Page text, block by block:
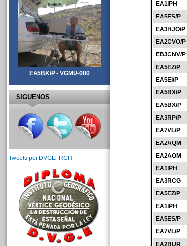
EA1IPH
EA5ES/P
EA3HJO/P
EA2CVO/P
EB3CNV/P
EA5EZ/P
EA5EI/P
EA5BX/P
EA5BX/P
EA3RP/P
EA7VL/P
EA2AQM
EA2AQM
EA1IPH
EA3RCG
EA5EZ/P
EA1IPH
EA5ES/P
EA7VL/P
EA2BUR
EA5BK/P - VGMU-080
SIGUENOS
Tweets por DVGE_RCH